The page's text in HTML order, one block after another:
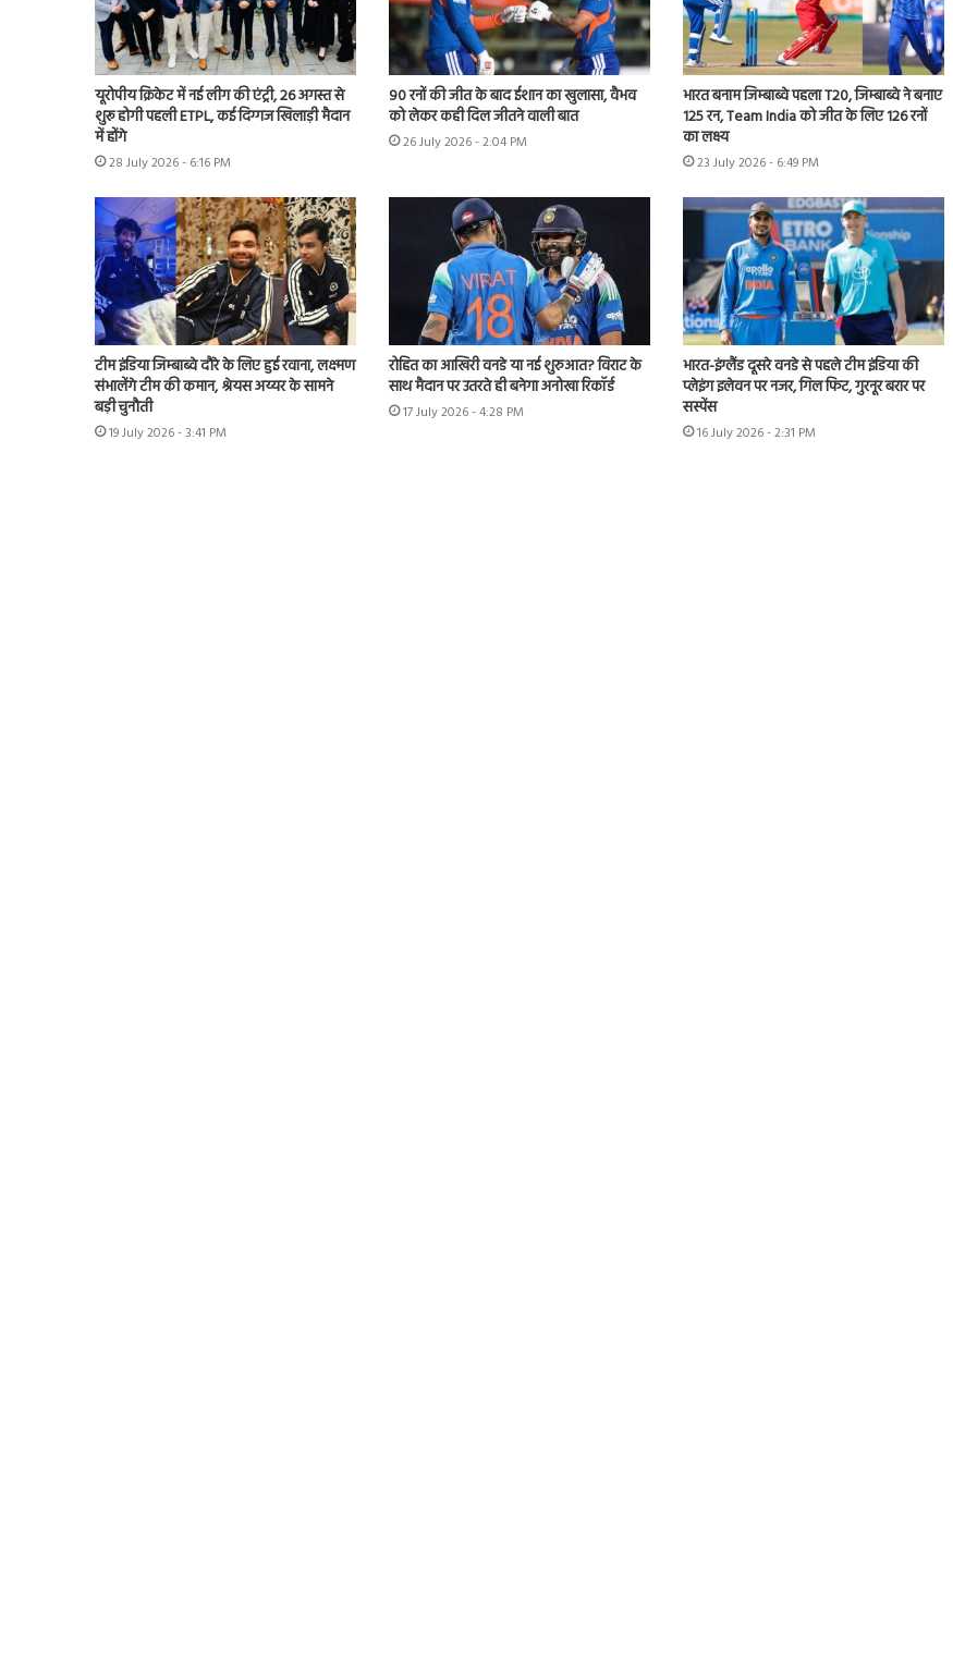
यूरोपीय क्रिकेट में नई लीग की एंट्री, 26 अगस्त से
शुरू होगी पहली ETPL, कई दिग्गज खिलाड़ी मैदान
में होंगे
28 July 2026 - 6:16 PM
90 रनों की जीत के बाद ईशान का खुलासा, वैभव
को लेकर कही दिल जीतने वाली बात
26 July 2026 - 2:04 PM
भारत बनाम जिम्बाब्वे पहला T20, जिम्बाब्वे ने बनाए
125 रन, Team India को जीत के लिए 126 रनों
का लक्ष्य
23 July 2026 - 6:49 PM
टीम इंडिया जिम्बाब्वे दौरे के लिए हुई रवाना, लक्ष्मण
संभालेंगे टीम की कमान, श्रेयस अय्यर के सामने
बड़ी चुनौती
19 July 2026 - 3:41 PM
रोहित का आखिरी वनडे या नई शुरुआत? विराट के
साथ मैदान पर उतरते ही बनेगा अनोखा रिकॉर्ड
17 July 2026 - 4:28 PM
भारत-इंग्लैंड दूसरे वनडे से पहले टीम इंडिया की
प्लेइंग इलेवन पर नजर, गिल फिट, गुरनूर बरार पर
सस्पेंस
16 July 2026 - 2:31 PM